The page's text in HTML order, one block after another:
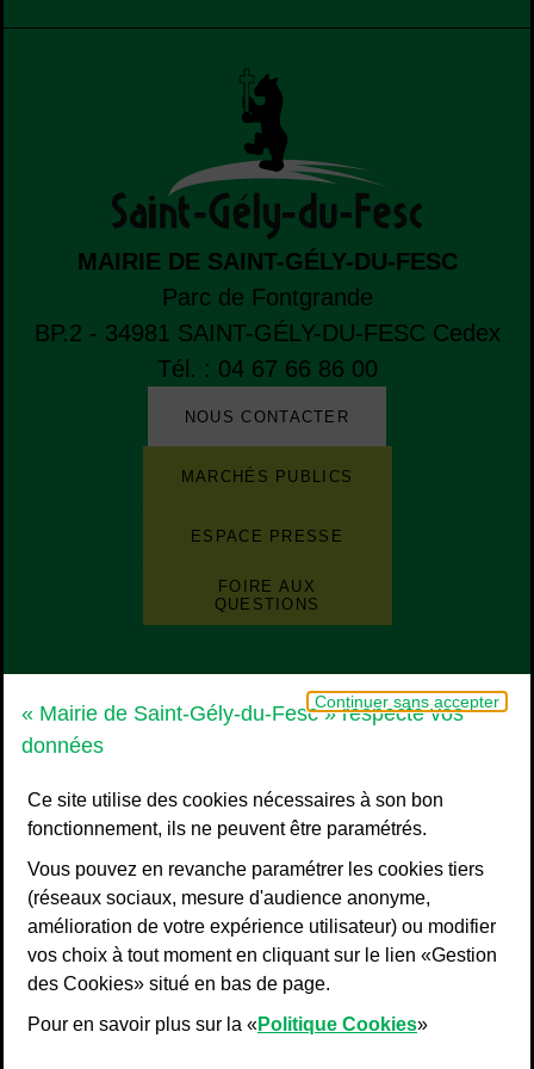
Continuer sans accepter
« Mairie de Saint-Gély-du-Fesc » respecte vos
données
Ce site utilise des cookies nécessaires à son bon
fonctionnement, ils ne peuvent être paramétrés.
Vous pouvez en revanche paramétrer les cookies tiers
(réseaux sociaux, mesure d'audience anonyme,
amélioration de votre expérience utilisateur) ou modifier
vos choix à tout moment en cliquant sur le lien «Gestion
des Cookies» situé en bas de page.
Pour en savoir plus sur la «Politique Cookies»
MAIRIE DE SAINT-GÉLY-DU-FESC
Parc de Fontgrande
BP.2 - 34981 SAINT-GÉLY-DU-FESC Cedex
Tél. : 04 67 66 86 00
NOUS CONTACTER
MARCHÉS PUBLICS
ESPACE PRESSE
FOIRE AUX
QUESTIONS
Grand Pic Saint-Loup - Communauté
Liens bas de page
Mentions légales
Plan du site
Accessibilité : non conforme